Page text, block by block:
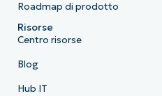
Roadmap di prodotto
Risorse
Centro risorse
Blog
Hub IT